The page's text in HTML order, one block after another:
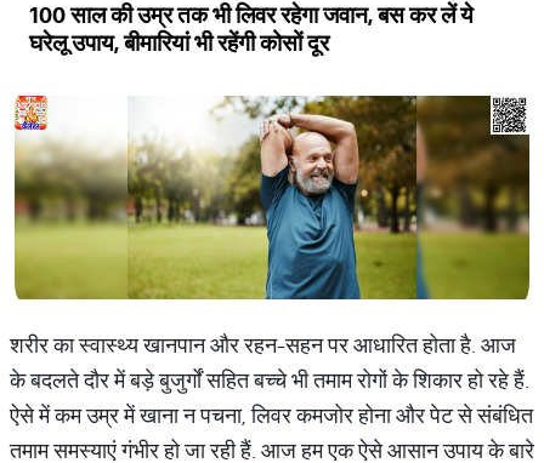
100 साल की उम्र तक भी लिवर रहेगा जवान, बस कर लें ये
घरेलू उपाय, बीमारियां भी रहेंगी कोसों दूर
शरीर का स्वास्थ्य खानपान और रहन-सहन पर आधारित होता है. आज
के बदलते दौर में बड़े बुजुर्गों सहित बच्चे भी तमाम रोगों के शिकार हो रहे हैं.
ऐसे में कम उम्र में खाना न पचना, लिवर कमजोर होना और पेट से संबंधित
तमाम समस्याएं गंभीर हो जा रही हैं. आज हम एक ऐसे आसान उपाय के बारे